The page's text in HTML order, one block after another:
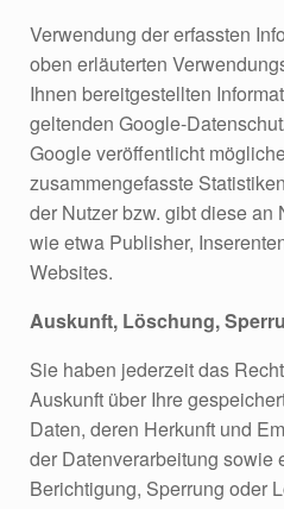
Verwendung der erfassten
oben erläuterten
Ihnen bereitgestellten
geltenden Google-
Google veröffentlicht
zusammengefasste
der Nutzer bzw. gibt diese an
wie etwa Publisher,
Websites.
Auskunft, Löschung,
Sie haben jederzeit das
Auskunft über Ihre
Daten, deren Herkunft und
der Datenverarbeitung sowie
Berichtigung, Sperrung oder